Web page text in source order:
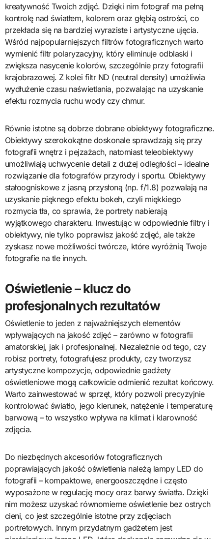
kreatywność Twoich zdjęć. Dzięki nim fotograf ma pełną
kontrolę nad światłem, kolorem oraz głębią ostrości, co
przekłada się na bardziej wyraziste i artystyczne ujęcia.
Wśród najpopularniejszych filtrów fotograficznych warto
wymienić filtr polaryzacyjny, który eliminuje odblaski i
zwiększa nasycenie kolorów, szczególnie przy fotografii
krajobrazowej. Z kolei filtr ND (neutral density) umożliwia
wydłużenie czasu naświetlania, pozwalając na uzyskanie
efektu rozmycia ruchu wody czy chmur.
Równie istotne są dobrze dobrane obiektywy fotograficzne.
Obiektywy szerokokątne doskonale sprawdzają się przy
fotografii wnętrz i pejzażach, natomiast teleobiektywy
umożliwiają uchwycenie detali z dużej odległości – idealne
rozwiązanie dla fotografów przyrody i sportu. Obiektywy
stałoogniskowe z jasną przysłoną (np. f/1.8) pozwalają na
uzyskanie pięknego efektu bokeh, czyli miękkiego
rozmycia tła, co sprawia, że portrety nabierają
wyjątkowego charakteru. Inwestując w odpowiednie filtry i
obiektywy, nie tylko poprawisz jakość zdjęć, ale także
zyskasz nowe możliwości twórcze, które wyróżnią Twoje
fotografie na tle innych.
Oświetlenie – klucz do
profesjonalnych rezultatów
Oświetlenie to jeden z najważniejszych elementów
wpływających na jakość zdjęć – zarówno w fotografii
amatorskiej, jak i profesjonalnej. Niezależnie od tego, czy
robisz portrety, fotografujesz produkty, czy tworzysz
artystyczne kompozycje, odpowiednie gadżety
oświetleniowe mogą całkowicie odmienić rezultat końcowy.
Warto zainwestować w sprzęt, który pozwoli precyzyjnie
kontrolować światło, jego kierunek, natężenie i temperaturę
barwową – to wszystko wpływa na klimat i klarowność
zdjęcia.
Do niezbędnych akcesoriów fotograficznych
poprawiających jakość oświetlenia należą lampy LED do
fotografii – kompaktowe, energooszczędne i często
wyposażone w regulację mocy oraz barwy światła. Dzięki
nim możesz uzyskać równomierne oświetlenie bez ostrych
cieni, co jest szczególnie istotne przy zdjęciach
portretowych. Innym przydatnym gadżetem jest